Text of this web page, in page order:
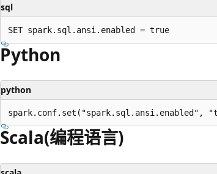
sql
Python
python
Scala(编程语言)